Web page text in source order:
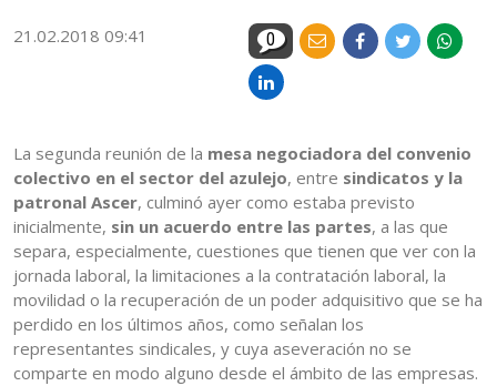
21.02.2018 09:41 0
La segunda reunión de la mesa negociadora del convenio
colectivo en el sector del azulejo, entre sindicatos y la
patronal Ascer, culminó ayer como estaba previsto
inicialmente, sin un acuerdo entre las partes, a las que
separa, especialmente, cuestiones que tienen que ver con la
jornada laboral, la limitaciones a la contratación laboral, la
movilidad o la recuperación de un poder adquisitivo que se ha
perdido en los últimos años, como señalan los
representantes sindicales, y cuya aseveración no se
comparte en modo alguno desde el ámbito de las empresas.